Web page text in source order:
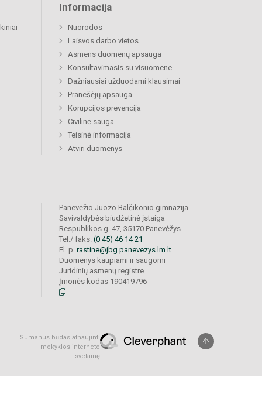
Informacija
Nuorodos
Laisvos darbo vietos
Asmens duomenų apsauga
Konsultavimasis su visuomene
Dažniausiai užduodami klausimai
Pranešėjų apsauga
Korupcijos prevencija
Civilinė sauga
Teisinė informacija
Atviri duomenys
Panevėžio Juozo Balčikonio gimnazija
Savivaldybės biudžetinė įstaiga
Respublikos g. 47, 35170 Panevėžys
Tel./ faks. (0 45) 46 14 21
El. p. rastine@jbg.panevezys.lm.lt
Duomenys kaupiami ir saugomi
Juridinių asmenų registre
Įmonės kodas 190419796
Sumanus būdas atnaujinti
mokyklos interneto
svetainę